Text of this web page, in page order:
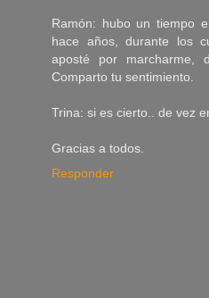
Ramón: hubo un tiempo
hace años, durante los
aposté por marcharme,
Comparto tu sentimiento.
Trina: si es cierto.. de vez
Gracias a todos.
Responder